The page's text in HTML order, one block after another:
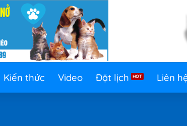
Kiến thức Video Đặt lịch Liên